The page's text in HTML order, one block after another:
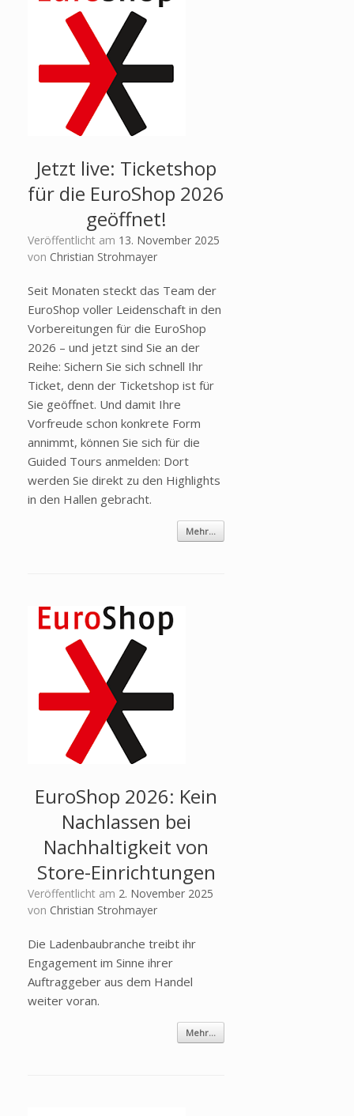
Jetzt live: Ticketshop
für die EuroShop 2026
geöffnet!
Veröffentlicht am 13. November 2025
von Christian Strohmayer
Seit Monaten steckt das Team der
EuroShop voller Leidenschaft in den
Vorbereitungen für die EuroShop
2026 – und jetzt sind Sie an der
Reihe: Sichern Sie sich schnell Ihr
Ticket, denn der Ticketshop ist für
Sie geöffnet. Und damit Ihre
Vorfreude schon konkrete Form
annimmt, können Sie sich für die
Guided Tours anmelden: Dort
werden Sie direkt zu den Highlights
in den Hallen gebracht.
Mehr...
EuroShop 2026: Kein
Nachlassen bei
Nachhaltigkeit von
Store-Einrichtungen
Veröffentlicht am 2. November 2025
von Christian Strohmayer
Die Ladenbaubranche treibt ihr
Engagement im Sinne ihrer
Auftraggeber aus dem Handel
weiter voran.
Mehr...